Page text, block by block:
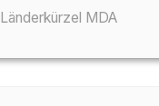
Länderkürzel MDA